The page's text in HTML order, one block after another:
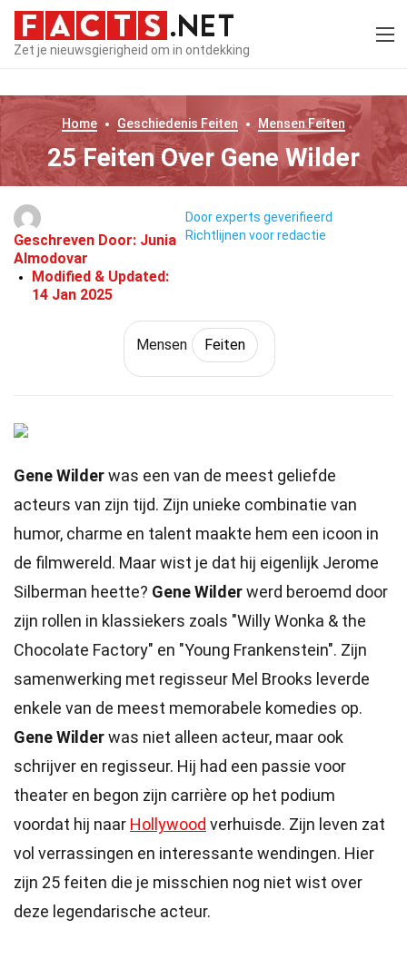
Zet je nieuwsgierigheid om in ontdekking
Home Geschiedenis Feiten MensenFeiten
25 Feiten Over Gene Wilder
Geschreven Door: Junia
Almodovar
Modified & Updated:
14 Jan 2025
Door experts geverifieerd
Richtlijnen voor redactie
Mensen Feiten
Gene Wilderwas een van de meest geliefde
acteurs van zijn tijd. Zijn unieke combinatie van
humor, charme en talent maakte hem een icoon in
de filmwereld. Maar wist je dat hij eigenlijk Jerome
Silberman heette? Gene Wilderwerd beroemd door
zijn rollen in klassiekers zoals "Willy Wonka & the
Chocolate Factory" en "Young Frankenstein". Zijn
samenwerking met regisseur Mel Brooks leverde
enkele van de meest memorabele komedies op.
Gene Wilderwas niet alleen acteur, maar ook
schrijver en regisseur. Hij had een passie voor
theater en begon zijn carrière op het podium
voordat hij naar Hollywood verhuisde. Zijn leven zat
vol verrassingen en interessante wendingen. Hier
zijn 25 feiten die je misschien nog niet wist over
deze legendarische acteur.